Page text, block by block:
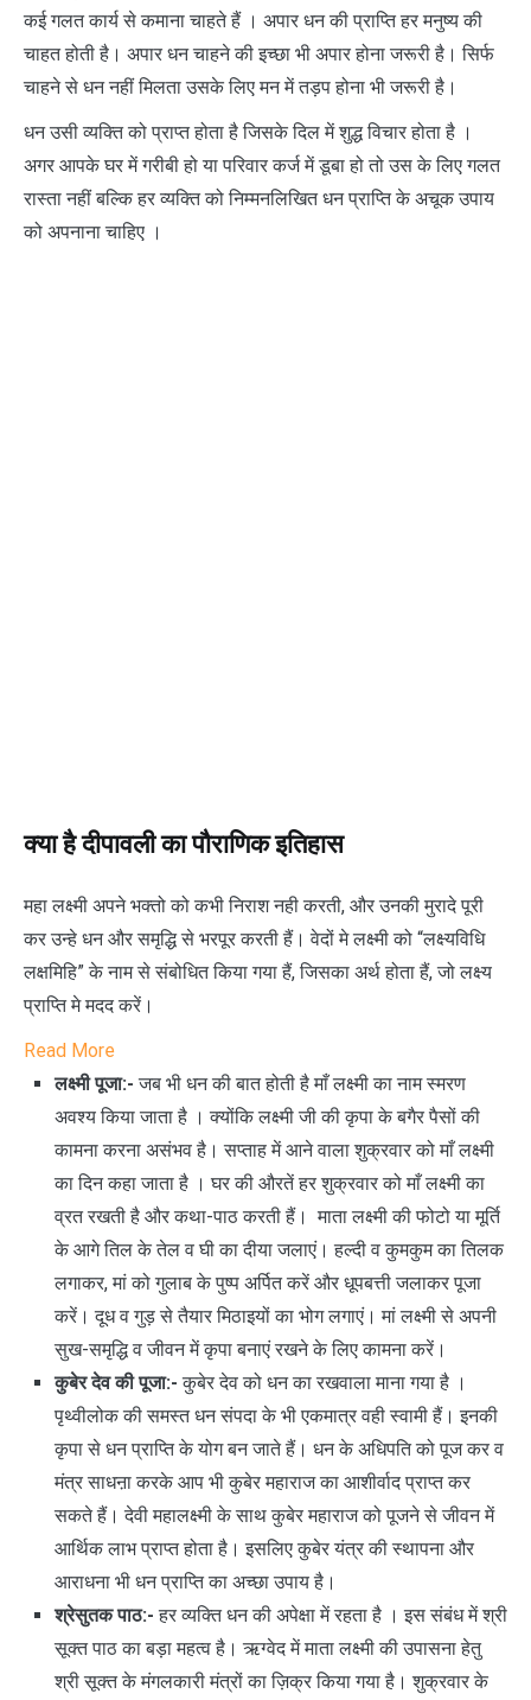
कई गलत कार्य से कमाना चाहते हैं । अपार धन की प्राप्ति हर मनुष्य की
चाहत होती है। अपार धन चाहने की इच्छा भी अपार होना जरूरी है। सिर्फ
चाहने से धन नहीं मिलता उसके लिए मन में तड़प होना भी जरूरी है।
धन उसी व्यक्ति को प्राप्त होता है जिसके दिल में शुद्ध विचार होता है ।
अगर आपके घर में गरीबी हो या परिवार कर्ज में डूबा हो तो उस के लिए गलत
रास्ता नहीं बल्कि हर व्यक्ति को निम्मनलिखित धन प्राप्ति के अचूक उपाय
को अपनाना चाहिए ।
क्या है दीपावली का पौराणिक इतिहास
महा लक्ष्मी अपने भक्तो को कभी निराश नही करती, और उनकी मुरादे पूरी
कर उन्हे धन और समृद्धि से भरपूर करती हैं। वेदों मे लक्ष्मी को “लक्ष्यविधि
लक्षमिहि” के नाम से संबोधित किया गया हैं, जिसका अर्थ होता हैं, जो लक्ष्य
प्राप्ति मे मदद करें।
Read More
लक्ष्मी पूजा:-जब भी धन की बात होती है माँ लक्ष्मी का नाम स्मरण
अवश्य किया जाता है । क्योंकि लक्ष्मी जी की कृपा के बगैर पैसों की
कामना करना असंभव है। सप्ताह में आने वाला शुक्रवार को माँ लक्ष्मी
का दिन कहा जाता है । घर की औरतें हर शुक्रवार को माँ लक्ष्मी का
व्रत रखती है और कथा-पाठ करती हैं। माता लक्ष्मी की फोटो या मूर्ति
के आगे तिल के तेल व घी का दीया जलाएं। हल्दी व कुमकुम का तिलक
लगाकर, मां को गुलाब के पुष्प अर्पित करें और धूपबत्ती जलाकर पूजा
करें। दूध व गुड़ से तैयार मिठाइयों का भोग लगाएं। मां लक्ष्मी से अपनी
सुख-समृद्धि व जीवन में कृपा बनाएं रखने के लिए कामना करें।
कुबेर देव की पूजा:-कुबेर देव को धन का रखवाला माना गया है ।
पृथ्वीलोक की समस्त धन संपदा के भी एकमात्र वही स्वामी हैं। इनकी
कृपा से धन प्राप्ति के योग बन जाते हैं। धन के अधिपति को पूज कर व
मंत्र साधऩा करके आप भी कुबेर महाराज का आशीर्वाद प्राप्त कर
सकते हैं। देवी महालक्ष्मी के साथ कुबेर महाराज को पूजने से जीवन में
आर्थिक लाभ प्राप्त होता है। इसलिए कुबेर यंत्र की स्थापना और
आराधना भी धन प्राप्ति का अच्छा उपाय है।
श्रेसुतक पाठ:-हर व्यक्ति धन की अपेक्षा में रहता है । इस संबंध में श्री
सूक्त पाठ का बड़ा महत्व है। ऋग्वेद में माता लक्ष्मी की उपासना हेतु
श्री सूक्त के मंगलकारी मंत्रों का ज़िक्र किया गया है। शुक्रवार के